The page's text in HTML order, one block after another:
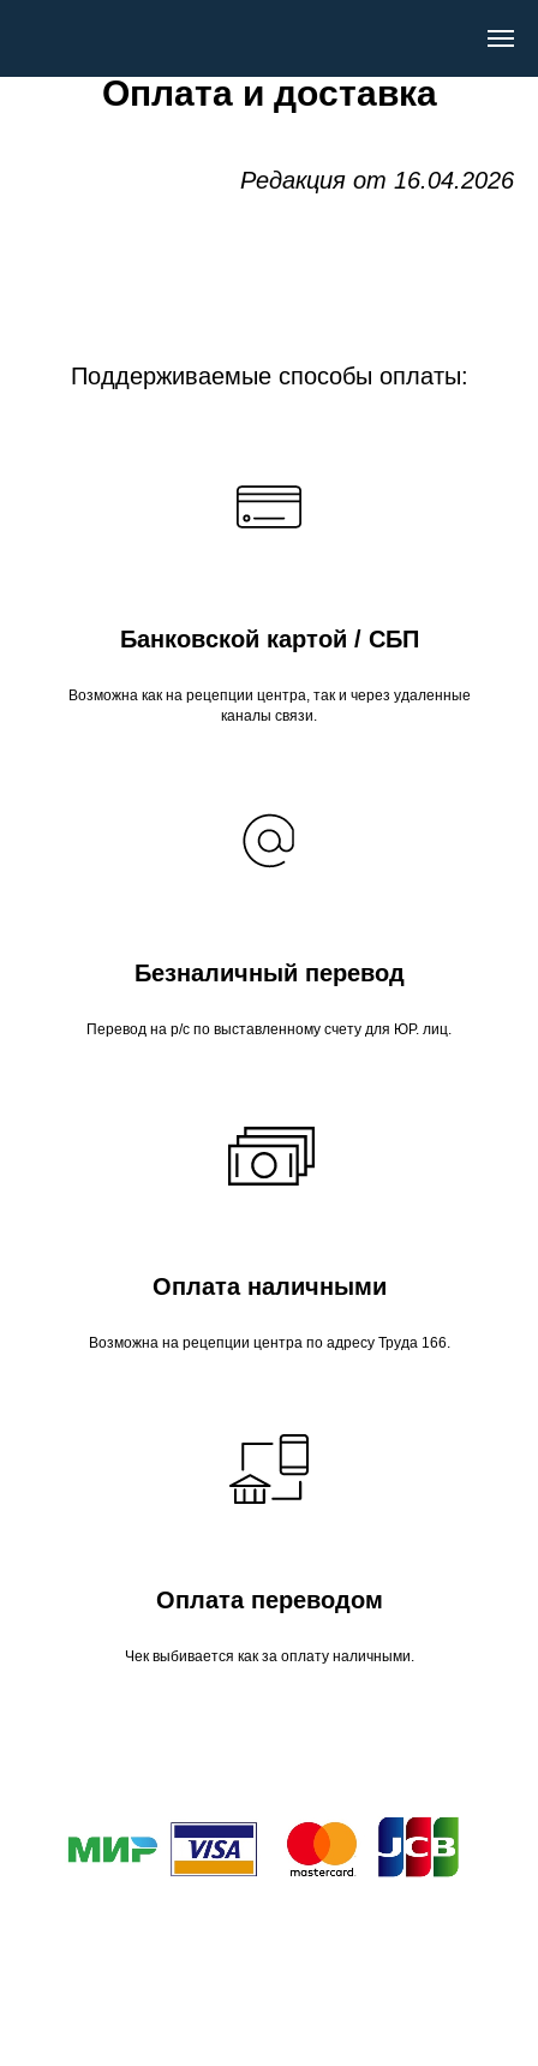
Оплата и доставка
Редакция от 16.04.2026
Поддерживаемые способы оплаты:
Банковской картой / СБП
Возможна как на рецепции центра, так и через удаленные
каналы связи.
Безналичный перевод
Перевод на р/с по выставленному счету для ЮР. лиц.
Оплата наличными
Возможна на рецепции центра по адресу Труда 166.
Оплата переводом
Чек выбивается как за оплату наличными.